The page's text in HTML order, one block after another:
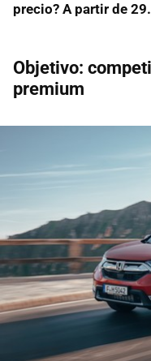
precio? A partir de
Objetivo:
premium